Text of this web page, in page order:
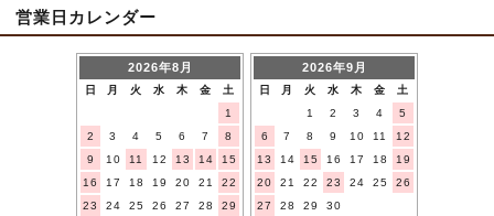
営業日カレンダー
2026年8月
日 月 火 水 木 金
土
1
2
3 4 5 6 7
8
9
10 11 12 13 14
15
16
17 18 19 20 21
22
23
24 25 26 27 28
29
2026年9月
日 月 火 水 木 金
土
1
2 3 4
5
6
7 8 9 10 11
12
13
14 15 16 17 18
19
20
21 22 23 24 25
26
27
28 29 30